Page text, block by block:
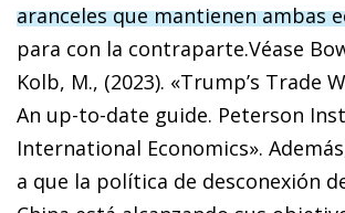
aranceles que mantienen ambas
para con la contraparte.Véase
Kolb, M., (2023). «Trump’s Trade
An up-to-date guide. Peterson
International Economics».
a que la política de desconexión